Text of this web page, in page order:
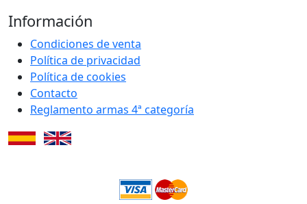
Información
Condiciones de venta
Política de privacidad
Política de cookies
Contacto
Reglamento armas 4ª categoría